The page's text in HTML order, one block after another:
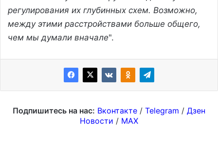
регулирования их глубинных схем. Возможно,
между этими расстройствами больше общего,
чем мы думали вначале".
Подпишитесь на нас: Вконтакте / Telegram / Дзен
Новости / MAX